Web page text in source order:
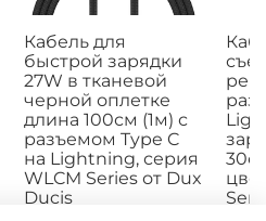
Кабель для
быстрой зарядки
27W в тканевой
черной оплетке
длина 100см (1м) с
разъемом Type C
на Lightning, серия
WLCM Series от Dux
Ducis